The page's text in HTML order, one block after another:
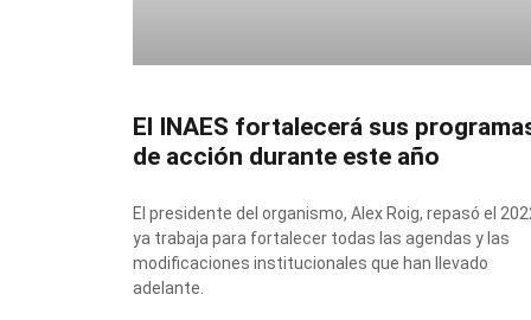
El INAES fortalecerá sus
de acción durante este año
El presidente del organismo, Alex Roig, repasó el
ya trabaja para fortalecer todas las agendas y las
modificaciones institucionales que han llevado
adelante.